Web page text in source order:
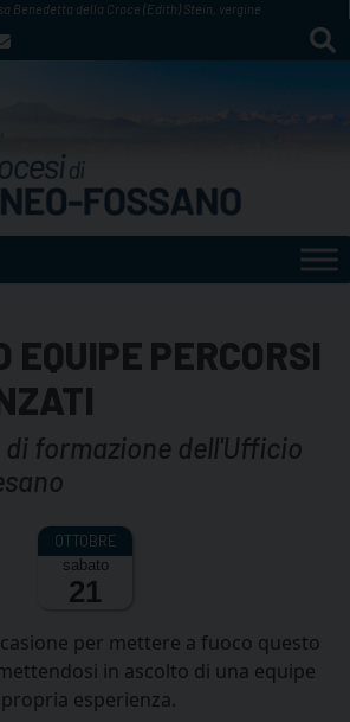
Benedetta della Croce (Edith) Stein, vergine
EQUIPE PERCORSI
formazione dell'Ufficio
sabato
21
per mettere a fuoco questo
in ascolto di una equipe
esperienza.